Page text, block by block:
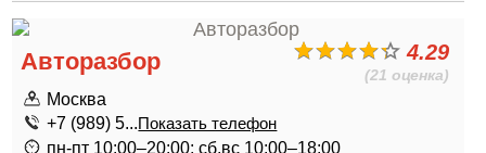
4.29
(21 оценка)
Авторазбор
Москва
+7 (989) 5...Показать телефон
пн-пт 10:00–20:00; сб,вс 10:00–18:00